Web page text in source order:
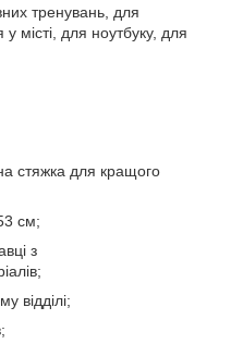
тренувань, для
місті, для ноутбуку, для
стяжка для кращого
см;
з
відділі;